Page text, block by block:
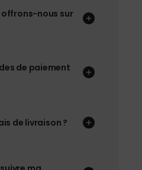
nous sur
de paiement
de livraison ?